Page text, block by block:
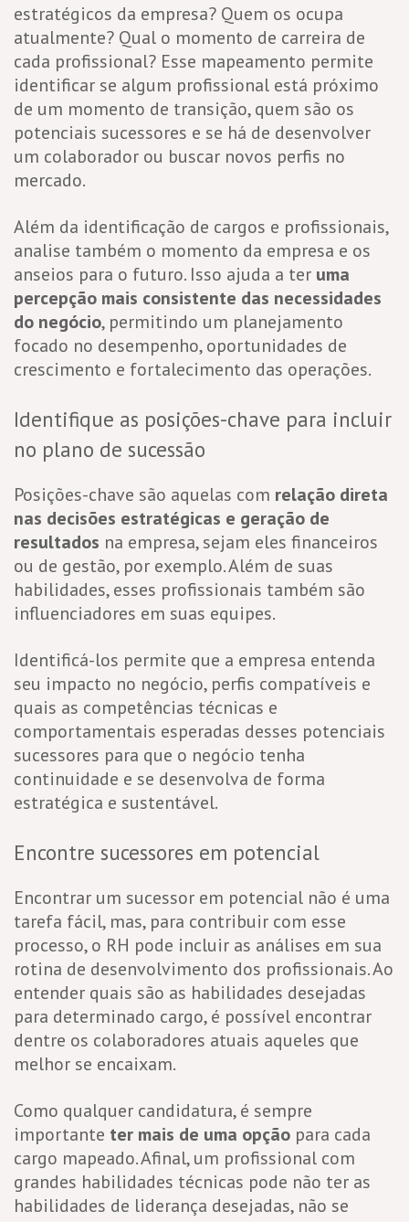
estratégicos da empresa? Quem os ocupa
atualmente? Qual o momento de carreira de
cada profissional? Esse mapeamento permite
identificar se algum profissional está próximo
de um momento de transição, quem são os
potenciais sucessores e se há de desenvolver
um colaborador ou buscar novos perfis no
mercado.
Além da identificação de cargos e profissionais,
analise também o momento da empresa e os
anseios para o futuro. Isso ajuda a ter uma
percepção mais consistente das necessidades
do negócio, permitindo um planejamento
focado no desempenho, oportunidades de
crescimento e fortalecimento das operações.
Identifique as posições-chave para incluir
no plano de sucessão
Posições-chave são aquelas com relação direta
nas decisões estratégicas e geração de
resultados na empresa, sejam eles financeiros
ou de gestão, por exemplo. Além de suas
habilidades, esses profissionais também são
influenciadores em suas equipes.
Identificá-los permite que a empresa entenda
seu impacto no negócio, perfis compatíveis e
quais as competências técnicas e
comportamentais esperadas desses potenciais
sucessores para que o negócio tenha
continuidade e se desenvolva de forma
estratégica e sustentável.
Encontre sucessores em potencial
Encontrar um sucessor em potencial não é uma
tarefa fácil, mas, para contribuir com esse
processo, o RH pode incluir as análises em sua
rotina de desenvolvimento dos profissionais. Ao
entender quais são as habilidades desejadas
para determinado cargo, é possível encontrar
dentre os colaboradores atuais aqueles que
melhor se encaixam.
Como qualquer candidatura, é sempre
importante ter mais de uma opção para cada
cargo mapeado. Afinal, um profissional com
grandes habilidades técnicas pode não ter as
habilidades de liderança desejadas, não se